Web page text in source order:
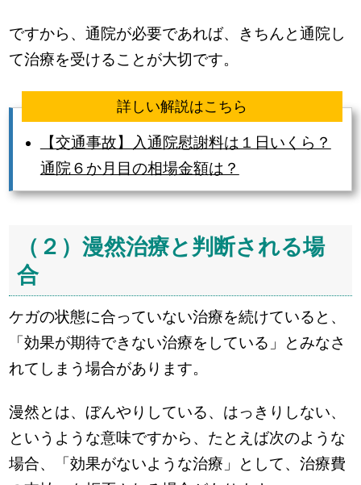
ですから、通院が必要であれば、きちんと通院し
て治療を受けることが大切です。
詳しい解説はこちら
【交通事故】入通院慰謝料は１日いくら？
通院６か月目の相場金額は？
（２）漫然治療と判断される場
合
ケガの状態に合っていない治療を続けていると、
「効果が期待できない治療をしている」とみなさ
れてしまう場合があります。
漫然とは、ぼんやりしている、はっきりしない、
というような意味ですから、たとえば次のような
場合、「効果がないような治療」として、治療費